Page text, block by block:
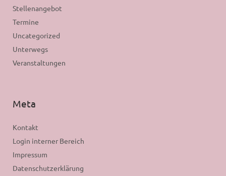
Stellenangebot
Termine
Uncategorized
Unterwegs
Veranstaltungen
Meta
Kontakt
Login interner Bereich
Impressum
Datenschutzerklärung